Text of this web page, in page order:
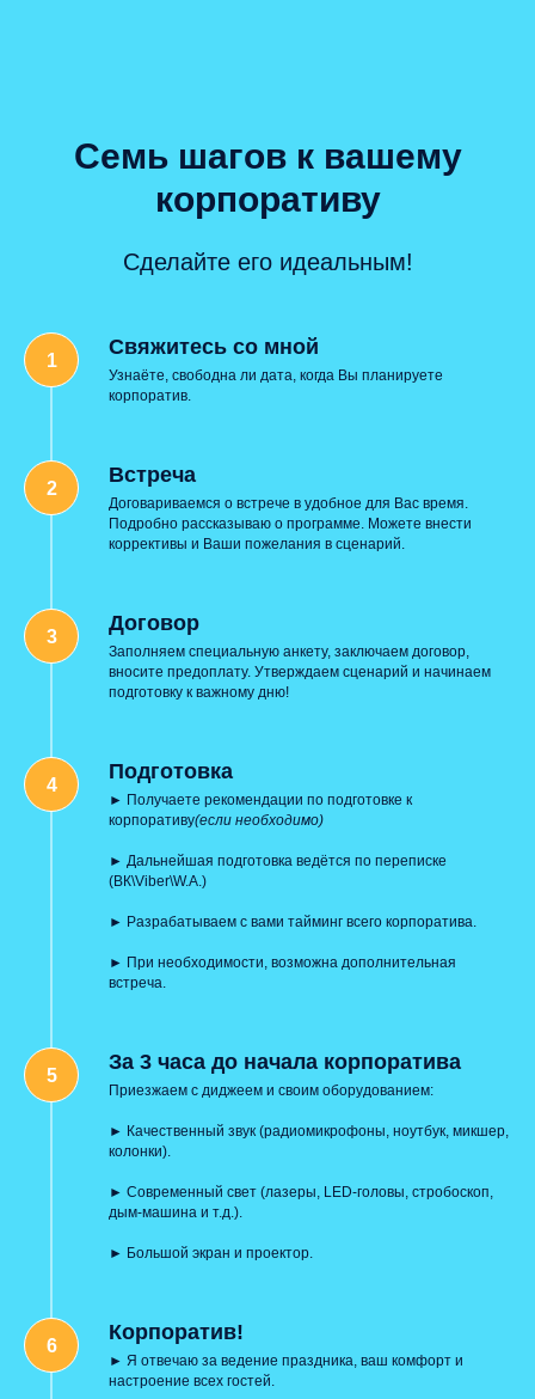
Семь шагов к вашему
корпоративу
Сделайте его идеальным!
Свяжитесь со мной
Узнаёте, свободна ли дата, когда Вы планируете
корпоратив.
Встреча
Договариваемся о встрече в удобное для Вас время.
Подробно рассказываю о программе. Можете внести
коррективы и Ваши пожелания в сценарий.
Договор
Заполняем специальную анкету, заключаем договор,
вносите предоплату. Утверждаем сценарий и начинаем
подготовку к важному дню!
Подготовка
► Получаете рекомендации по подготовке к
корпоративу(если необходимо)
► Дальнейшая подготовка ведётся по переписке
(ВК\Viber\W.A.)
► Разрабатываем с вами тайминг всего корпоратива.
► При необходимости, возможна дополнительная
встреча.
За 3 часа до начала корпоратива
Приезжаем с диджеем и своим оборудованием:
► Качественный звук (радиомикрофоны, ноутбук, микшер,
колонки).
► Современный свет (лазеры, LED-головы, стробоскоп,
дым-машина и т.д.).
► Большой экран и проектор.
Корпоратив!
► Я отвечаю за ведение праздника, ваш комфорт и
настроение всех гостей.